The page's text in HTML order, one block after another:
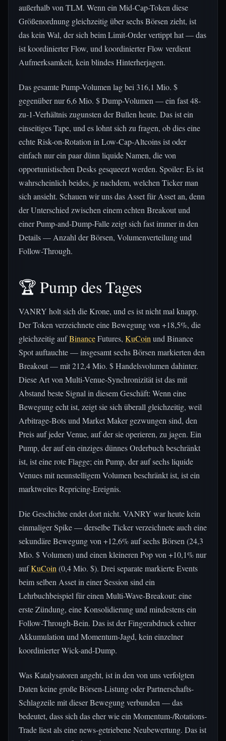
außerhalb von TLM. Wenn ein Mid-Cap-Token diese
Größenordnung gleichzeitig über sechs Börsen zieht, ist
das kein Wal, der sich beim Limit-Order vertippt hat — das
ist koordinierter Flow, und koordinierter Flow verdient
Aufmerksamkeit, kein blindes Hinterherjagen.
Das gesamte Pump-Volumen lag bei 316,1 Mio. $
gegenüber nur 6,6 Mio. $ Dump-Volumen — ein fast 48-
zu-1-Verhältnis zugunsten der Bullen heute. Das ist ein
einseitiges Tape, und es lohnt sich zu fragen, ob dies eine
echte Risk-on-Rotation in Low-Cap-Altcoins ist oder
einfach nur ein paar dünn liquide Namen, die von
opportunistischen Desks gesqueezt werden. Spoiler: Es ist
wahrscheinlich beides, je nachdem, welchen Ticker man
sich ansieht. Schauen wir uns das Asset für Asset an, denn
der Unterschied zwischen einem echten Breakout und
einer Pump-and-Dump-Falle zeigt sich fast immer in den
Details — Anzahl der Börsen, Volumenverteilung und
Follow-Through.
🏆 Pump des Tages
VANRY holt sich die Krone, und es ist nicht mal knapp.
Der Token verzeichnete eine Bewegung von +18,5%, die
gleichzeitig aufBinanceFutures, KuCoin und Binance
Spot auftauchte — insgesamt sechs Börsen markierten den
Breakout — mit 212,4 Mio. $ Handelsvolumen dahinter.
Diese Art von Multi-Venue-Synchronizität ist das mit
Abstand beste Signal in diesem Geschäft: Wenn eine
Bewegung echt ist, zeigt sie sich überall gleichzeitig, weil
Arbitrage-Bots und Market Maker gezwungen sind, den
Preis auf jeder Venue, auf der sie operieren, zu jagen. Ein
Pump, der auf ein einziges dünnes Orderbuch beschränkt
ist, ist eine rote Flagge; ein Pump, der auf sechs liquide
Venues mit neunstelligem Volumen beschränkt ist, ist ein
marktweites Repricing-Ereignis.
Die Geschichte endet dort nicht. VANRY war heute kein
einmaliger Spike — derselbe Ticker verzeichnete auch eine
sekundäre Bewegung von +12,6% auf sechs Börsen (24,3
Mio. $ Volumen) und einen kleineren Pop von +10,1% nur
aufKuCoin (0,4 Mio. $). Drei separate markierte Events
beim selben Asset in einer Session sind ein
Lehrbuchbeispiel für einen Multi-Wave-Breakout: eine
erste Zündung, eine Konsolidierung und mindestens ein
Follow-Through-Bein. Das ist der Fingerabdruck echter
Akkumulation und Momentum-Jagd, kein einzelner
koordinierter Wick-and-Dump.
Was Katalysatoren angeht, ist in den von uns verfolgten
Daten keine große Börsen-Listung oder Partnerschafts-
Schlagzeile mit dieser Bewegung verbunden — das
bedeutet, dass sich das eher wie ein Momentum-/Rotations-
Trade liest als eine news-getriebene Neubewertung. Das ist